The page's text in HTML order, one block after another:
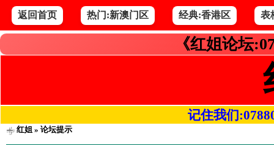
返回首页 热门:新澳门区 经典:香港区 表
《红姐论坛
记住我们
红姐» 论坛提示